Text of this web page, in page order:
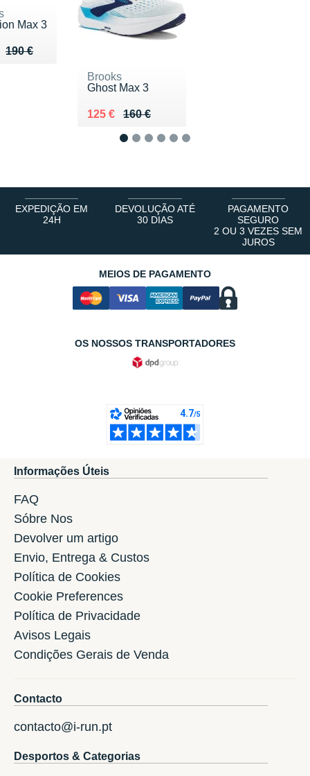
Max 3
190 €
de 190 €
140 €
Brooks
Ghost Max 3
160 €
Au lieu de 160 €
125 €
Vendu 125 €
EXPEDIÇÃO EM
24H
DEVOLUÇÃO ATÉ
30 DIAS
PAGAMENTO
SEGURO
2 OU 3 VEZES SEM
JUROS
MEIOS DE PAGAMENTO
OS NOSSOS TRANSPORTADORES
Informações Úteis
FAQ
Sóbre Nos
Devolver um artigo
Envio, Entrega & Custos
Política de Cookies
Cookie Preferences
Política de Privacidade
Avisos Legais
Condições Gerais de Venda
Contacto
contacto@i-run.pt
Desportos & Categorias